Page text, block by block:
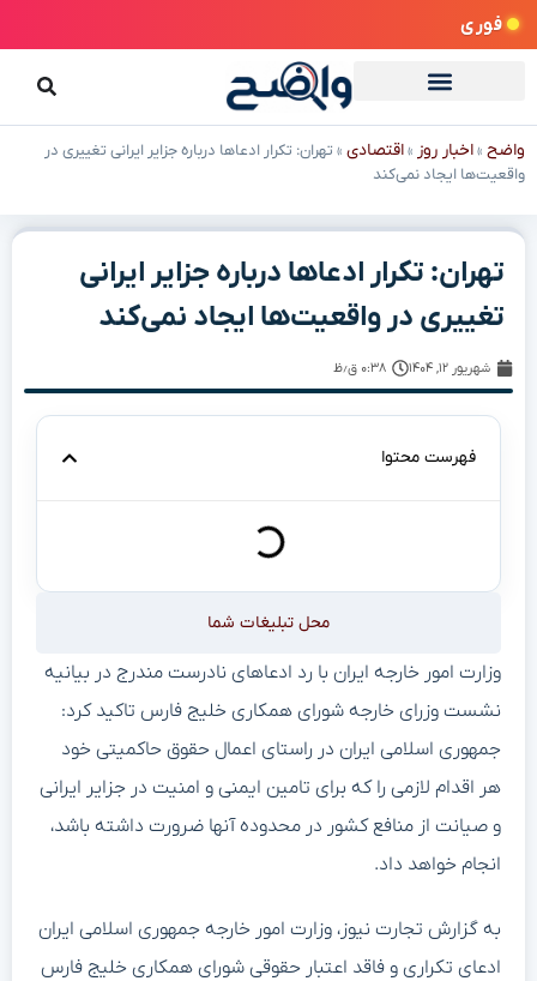
فوری
واضح »اخبار روز »اقتصادی » تهران: تکرار ادعاها درباره جزایر ایرانی تغییری در
واقعیت‌ها ایجاد نمی‌کند
تهران: تکرار ادعاها درباره جزایر ایرانی
تغییری در واقعیت‌ها ایجاد نمی‌کند
شهریور ۱۲, ۱۴۰۴ ۰:۳۸ ق٫ظ
فهرست محتوا
محل تبلیغات شما
وزارت امور خارجه ایران با رد ادعاهای نادرست مندرج در بیانیه
نشست وزرای خارجه شورای همکاری خلیج فارس تاکید کرد:
جمهوری اسلامی ایران در راستای اعمال حقوق حاکمیتی خود
هر اقدام لازمی را که برای تامین ایمنی و امنیت در جزایر ایرانی
و صیانت از منافع کشور در محدوده آنها ضرورت داشته باشد،
انجام خواهد داد.
به گزارش تجارت نیوز، وزارت امور خارجه جمهوری اسلامی ایران
ادعای تکراری و فاقد اعتبار حقوقی شورای همکاری خلیج فارس